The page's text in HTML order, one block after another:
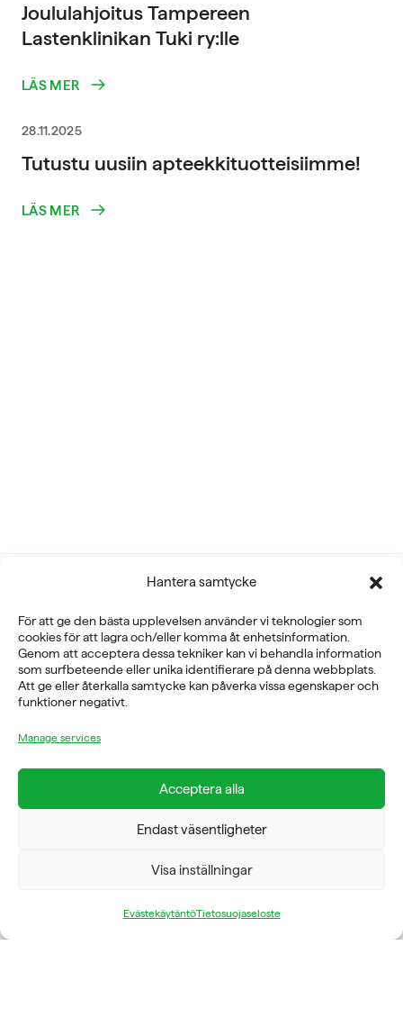
Hantera samtycke
För att ge den bästa upplevelsen använder vi teknologier som
cookies för att lagra och/eller komma åt enhetsinformation.
Genom att acceptera dessa tekniker kan vi behandla information
som surfbeteende eller unika identifierare på denna webbplats.
Att ge eller återkalla samtycke kan påverka vissa egenskaper och
funktioner negativt.
Manage services
Acceptera alla
Endast väsentligheter
Visa inställningar
EvästekäytäntöTietosuojaseloste
Joululahjoitus Tampereen
Lastenklinikan Tuki ry:lle
LÄS MER
28.11.2025
Tutustu uusiin apteekkituotteisiimme!
LÄS MER
Fysioline Sweden AB
E-POST
info@fysioline.se
TELEFON
08-760 6100
Rosendalsvägen 18b, SE-14143 Huddinge